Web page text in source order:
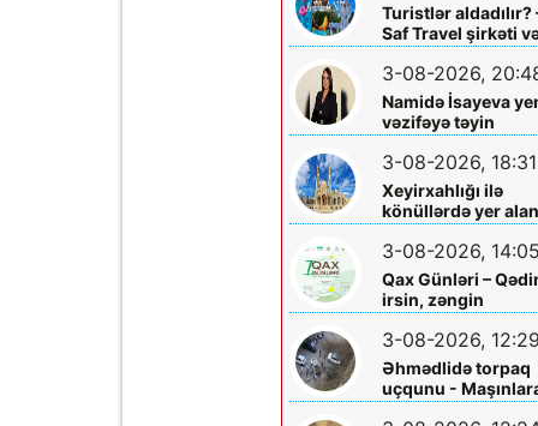
Turistlər aldadılır?
Saf Travel şirkəti
Nabran turu ilə
ciddi iddialar
araşdırılmalıdır
3-08-2026,
Namidə İsayeva
vəzifəyə təyin
olundu
3-08-2026, 18:31
Xeyirxahlığı ilə
könüllərdə yer alan
Heydər müəllimə
şəfa diləyirik
3-08-2026, 14:05
Qax Günləri –
irsin, zəngin
mədəniyyətin və
müasir inkişafın
bayramı
3-08-2026, 12:29
Əhmədlidə torpaq
uçqunu -
zərər dəydi